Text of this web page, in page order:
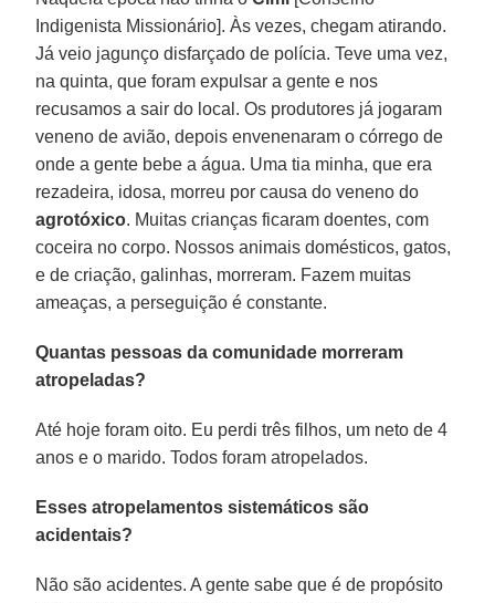
Indigenista Missionário]. Às vezes, chegam atirando.
Já veio jagunço disfarçado de polícia. Teve uma vez,
na quinta, que foram expulsar a gente e nos
recusamos a sair do local. Os produtores já jogaram
veneno de avião, depois envenenaram o córrego de
onde a gente bebe a água. Uma tia minha, que era
rezadeira, idosa, morreu por causa do veneno do
agrotóxico. Muitas crianças ficaram doentes, com
coceira no corpo. Nossos animais domésticos, gatos,
e de criação, galinhas, morreram. Fazem muitas
ameaças, a perseguição é constante.
Quantas pessoas da comunidade morreram
atropeladas?
Até hoje foram oito. Eu perdi três filhos, um neto de 4
anos e o marido. Todos foram atropelados.
Esses atropelamentos sistemáticos são
acidentais?
Não são acidentes. A gente sabe que é de propósito